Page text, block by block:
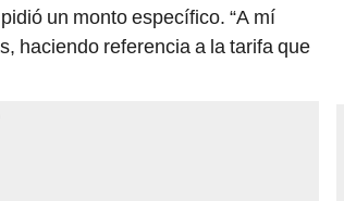
un monto específico. “A mí
haciendo referencia a la tarifa que